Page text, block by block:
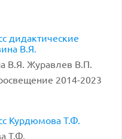
дидактические
В.Я.
В.Я. Журавлев В.П.
2014-2023
Курдюмова Т.Ф.
Т.Ф.